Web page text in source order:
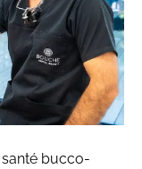
santé bucco-